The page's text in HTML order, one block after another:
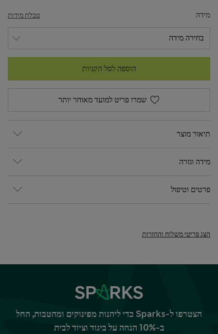
מידה טבלת מידות
הוספה לסל הקניות
שמרו פריט למועד מאוחר יותר
תיאור מוצר
מידה וגזרה
פרטים וטיפול
הצג פריטי משלוח והחזרות
הצטרפו ל-Sparks כדי ליהנות מפינוקים ומהטבות, החל
ב-10% הנחה על ביגוד וציוד לבית